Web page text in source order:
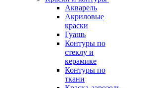
Акварель
Акриловые
краски
Гуашь
Контуры по
стеклу и
керамике
Контуры по
ткани